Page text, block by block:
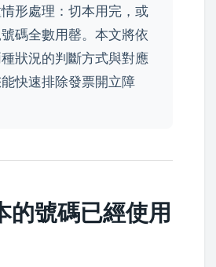
形處理：切本用完，或
碼全數用罄。本文將依
狀況的判斷方式與對應
快速排除發票開立障
的號碼已經使用